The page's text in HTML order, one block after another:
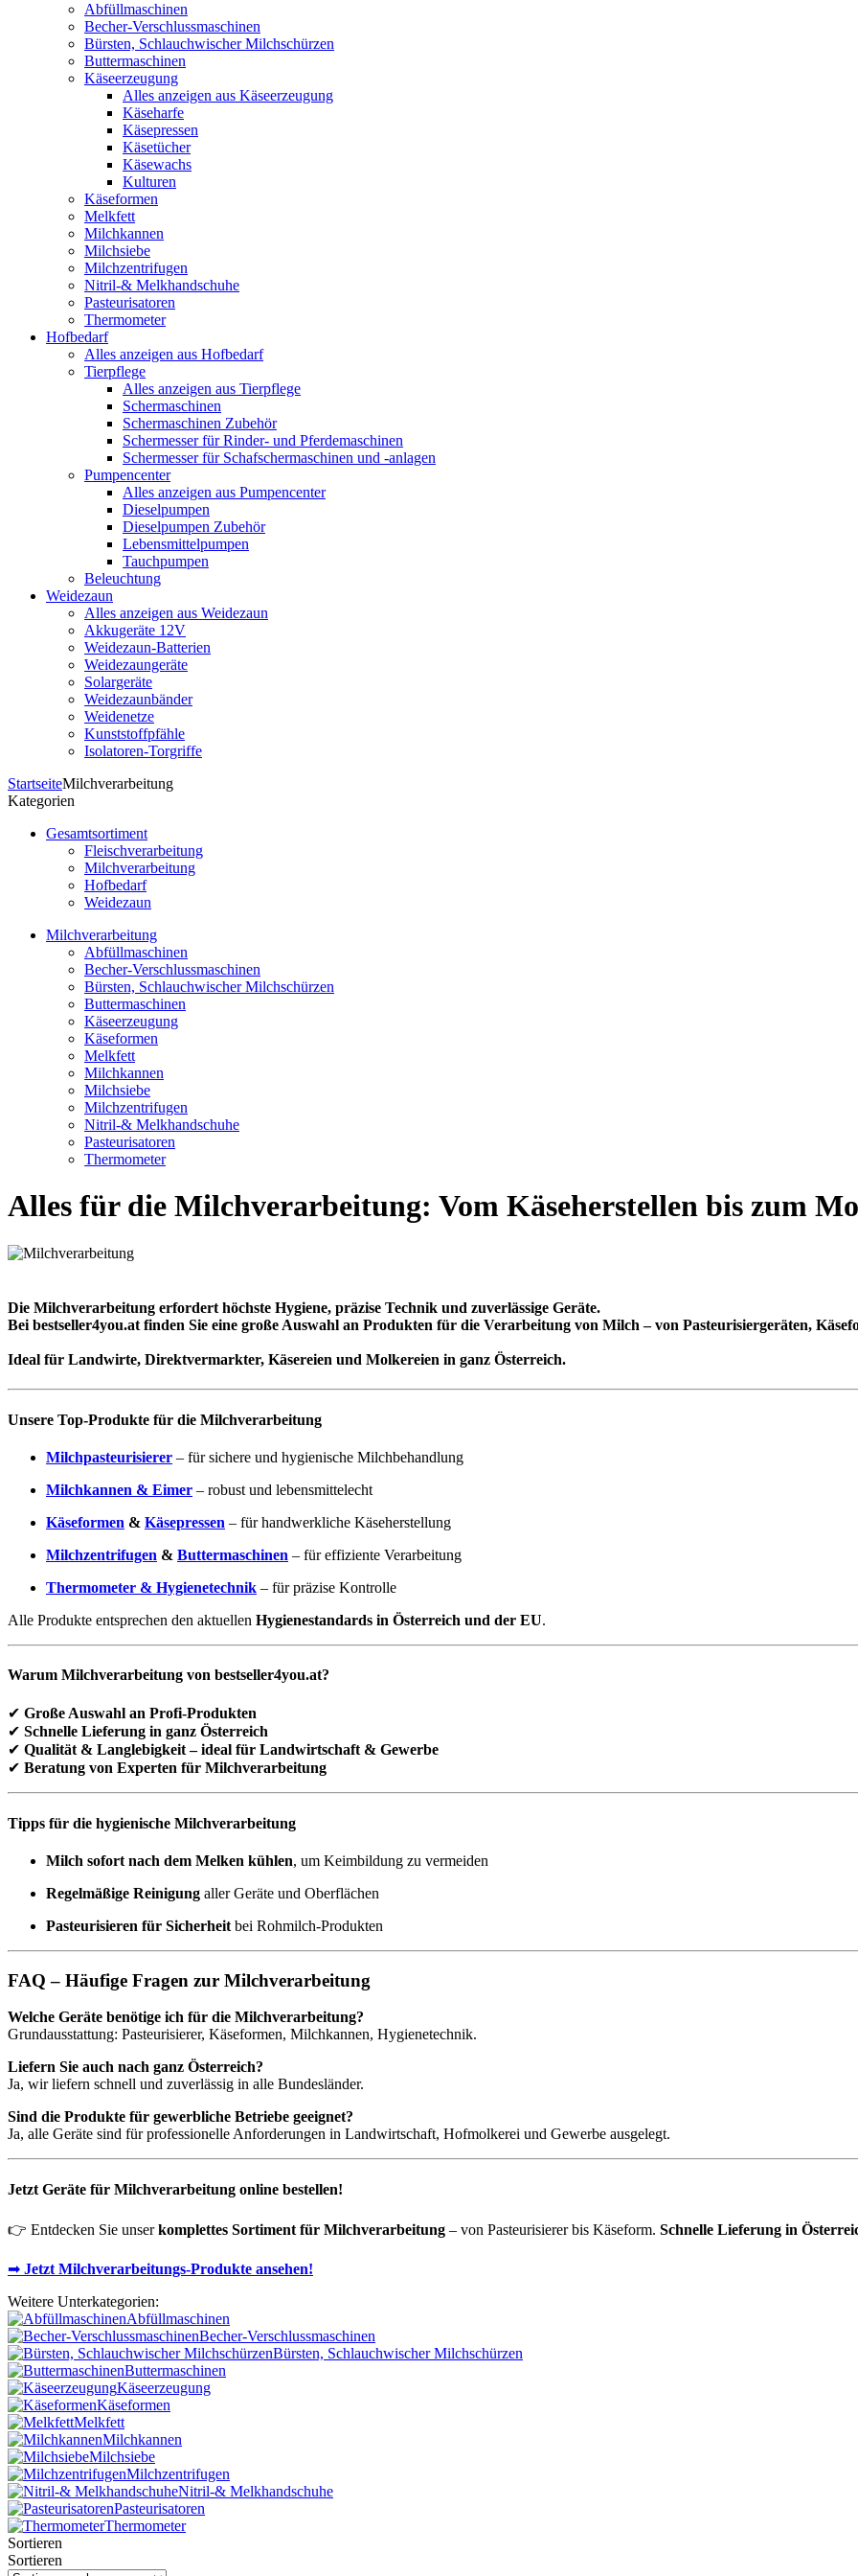
Abfüllmaschinen
Becher-Verschlussmaschinen
Bürsten, Schlauchwischer Milchschürzen
Buttermaschinen
Käseerzeugung
Alles anzeigen aus Käseerzeugung
Käseharfe
Käsepressen
Käsetücher
Käsewachs
Kulturen
Käseformen
Melkfett
Milchkannen
Milchsiebe
Milchzentrifugen
Nitril-& Melkhandschuhe
Pasteurisatoren
Thermometer
Hofbedarf
Alles anzeigen aus Hofbedarf
Tierpflege
Alles anzeigen aus Tierpflege
Schermaschinen
Schermaschinen Zubehör
Schermesser für Rinder- und Pferdemaschinen
Schermesser für Schafschermaschinen und -anlagen
Pumpencenter
Alles anzeigen aus Pumpencenter
Dieselpumpen
Dieselpumpen Zubehör
Lebensmittelpumpen
Tauchpumpen
Beleuchtung
Weidezaun
Alles anzeigen aus Weidezaun
Akkugeräte 12V
Weidezaun-Batterien
Weidezaungeräte
Solargeräte
Weidezaunbänder
Weidenetze
Kunststoffpfähle
Isolatoren-Torgriffe
StartseiteMilchverarbeitung
Kategorien
Gesamtsortiment
Fleischverarbeitung
Milchverarbeitung
Hofbedarf
Weidezaun
Milchverarbeitung
Abfüllmaschinen
Becher-Verschlussmaschinen
Bürsten, Schlauchwischer Milchschürzen
Buttermaschinen
Käseerzeugung
Käseformen
Melkfett
Milchkannen
Milchsiebe
Milchzentrifugen
Nitril-& Melkhandschuhe
Pasteurisatoren
Thermometer
Alles für die Milchverarbeitung: Vom Käseherstellen bis zum
Die Milchverarbeitung erfordert höchste Hygiene, präzise Technik und zuverlässige Geräte.
Bei bestseller4you.at finden Sie eine große Auswahl an Produkten für die Verarbeitung von Milch – von Pasteurisiergeräten,
Ideal für Landwirte, Direktvermarkter, Käsereien und Molkereien in ganz Österreich.
Unsere Top-Produkte für die Milchverarbeitung
Milchpasteurisierer – für sichere und hygienische Milchbehandlung
Milchkannen & Eimer – robust und lebensmittelecht
Käseformen & Käsepressen – für handwerkliche Käseherstellung
Milchzentrifugen & Buttermaschinen – für effiziente Verarbeitung
Thermometer & Hygienetechnik – für präzise Kontrolle
Alle Produkte entsprechen den aktuellen Hygienestandards in Österreich und der EU.
Warum Milchverarbeitung von bestseller4you.at?
✔ Große Auswahl an Profi-Produkten
✔ Schnelle Lieferung in ganz Österreich
✔ Qualität & Langlebigkeit – ideal für Landwirtschaft & Gewerbe
✔ Beratung von Experten für Milchverarbeitung
Tipps für die hygienische Milchverarbeitung
Milch sofort nach dem Melken kühlen, um Keimbildung zu vermeiden
Regelmäßige Reinigung aller Geräte und Oberflächen
Pasteurisieren für Sicherheit bei Rohmilch-Produkten
FAQ – Häufige Fragen zur Milchverarbeitung
Welche Geräte benötige ich für die Milchverarbeitung?
Grundausstattung: Pasteurisierer, Käseformen, Milchkannen, Hygienetechnik.
Liefern Sie auch nach ganz Österreich?
Ja, wir liefern schnell und zuverlässig in alle Bundesländer.
Sind die Produkte für gewerbliche Betriebe geeignet?
Ja, alle Geräte sind für professionelle Anforderungen in Landwirtschaft, Hofmolkerei und Gewerbe ausgelegt.
Jetzt Geräte für Milchverarbeitung online bestellen!
👉 Entdecken Sie unserkomplettes Sortiment für Milchverarbeitung – von Pasteurisierer bis Käseform. Schnelle Lieferung in
➡ Jetzt Milchverarbeitungs-Produkte ansehen!
Weitere Unterkategorien:
Abfüllmaschinen
Becher-Verschlussmaschinen
Bürsten, Schlauchwischer Milchschürzen
Buttermaschinen
Käseerzeugung
Käseformen
Melkfett
Milchkannen
Milchsiebe
Milchzentrifugen
Nitril-& Melkhandschuhe
Pasteurisatoren
Thermometer
Sortieren
Sortieren